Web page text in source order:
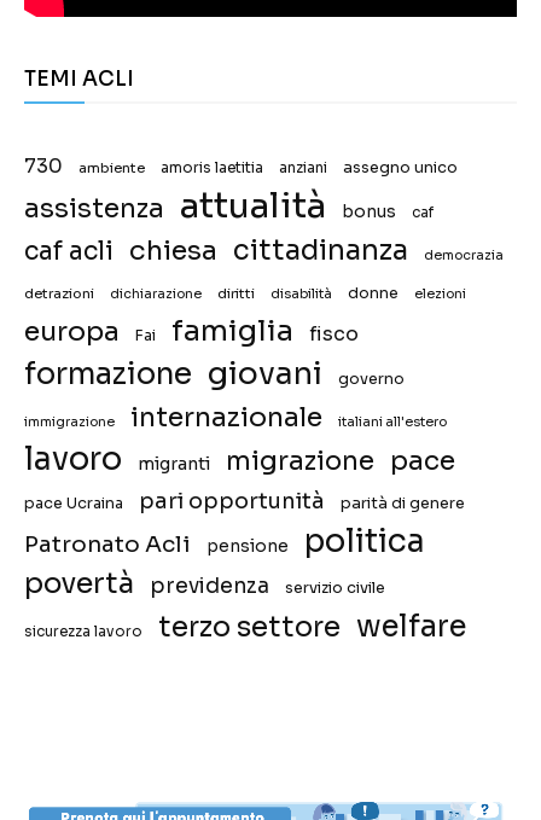
TEMI ACLI
730 ambiente amoris laetitia anziani assegno unico
assistenza attualità bonus caf
caf acli chiesa cittadinanza democrazia
detrazioni dichiarazione diritti disabilità donne elezioni
europa Fai famiglia fisco
formazione giovani governo
immigrazione internazionale italiani all'estero
lavoro migranti migrazione pace
pace Ucraina pari opportunità parità di genere
Patronato Acli pensione politica
povertà previdenza servizio civile
sicurezza lavoro terzo settore welfare